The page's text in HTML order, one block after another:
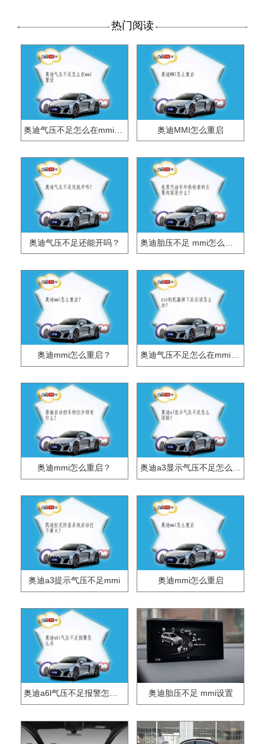
热门阅读
奥迪MMI怎么重启
奥迪气压不足还能开吗？
奥迪mmi怎么重启？ 奥迪气压不足怎么在mmi上重设？
奥迪mmi怎么重启？ 奥迪a3显示气压不足怎么消除？
奥迪a3提示气压不足mmi 奥迪mmi怎么重启
奥迪a6l气压不足报警怎么办 奥迪胎压不足 mmi设置